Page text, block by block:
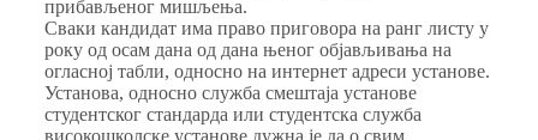
прибављеног мишљења.
Сваки кандидат има право приговора на ранг листу у
року од осам дана од дана њеног објављивања на
огласној табли, односно на интернет адреси установе.
Установа, односно служба смештаја установе
студентског стандарда или студентска служба